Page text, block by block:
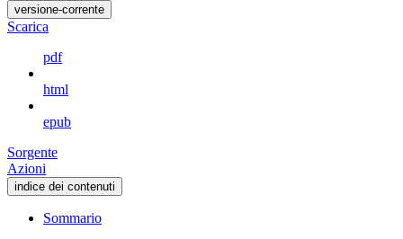
versione-corrente
Scarica
pdf
html
epub
Sorgente
Azioni
indice dei contenuti
Sommario